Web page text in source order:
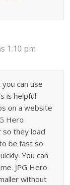
1:10 pm
can use
is helpful
on a website
Hero
so they load
be fast so
You can
JPG Hero
without